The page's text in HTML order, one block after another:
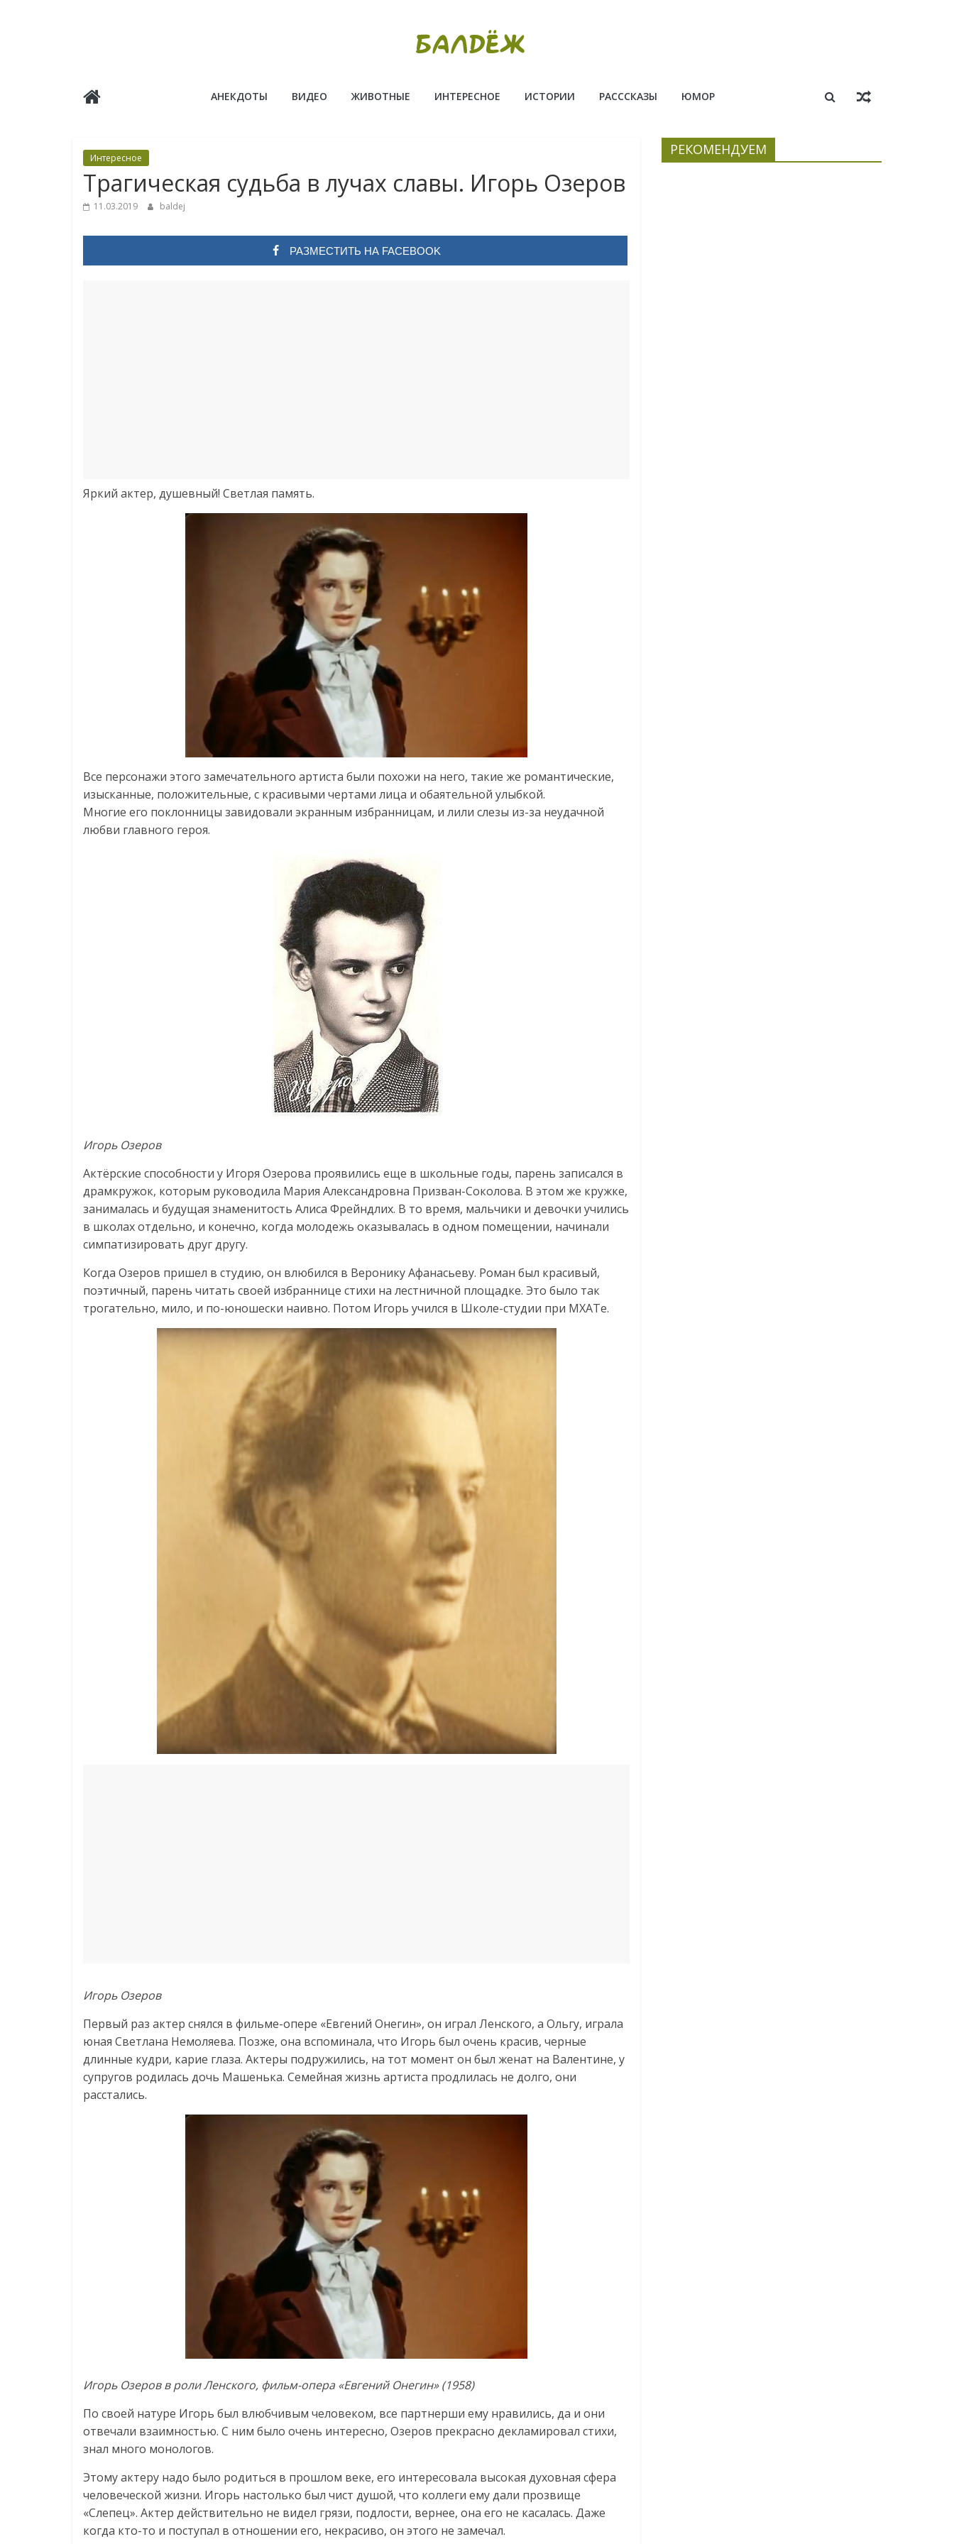
Балдёж АНЕКДОТЫ ВИДЕО ЖИВОТНЫЕ ИНТЕРЕСНОЕ ИСТОРИИ РАСССКАЗЫ ЮМОР
Интересное
Трагическая судьба в лучах славы. Игорь Озеров
11.03.2019 baldej
РАЗМЕСТИТЬ НА FACEBOOK
Яркий актер, душевный! Светлая память.
Все персонажи этого замечательного артиста были похожи на него, такие же романтические,
изысканные, положительные, с красивыми чертами лица и обаятельной улыбкой.
Многие его поклонницы завидовали экранным избранницам, и лили слезы из-за неудачной
любви главного героя.
Игорь Озеров
Актёрские способности у Игоря Озерова проявились еще в школьные годы, парень записался в
драмкружок, которым руководила Мария Александровна Призван-Соколова. В этом же кружке,
занималась и будущая знаменитость Алиса Фрейндлих. В то время, мальчики и девочки учились
в школах отдельно, и конечно, когда молодежь оказывалась в одном помещении, начинали
симпатизировать друг другу.
Когда Озеров пришел в студию, он влюбился в Веронику Афанасьеву. Роман был красивый,
поэтичный, парень читать своей избраннице стихи на лестничной площадке. Это было так
трогательно, мило, и по-юношески наивно. Потом Игорь учился в Школе-студии при МХАТе.
Игорь Озеров
Первый раз актер снялся в фильме-опере «Евгений Онегин», он играл Ленского, а Ольгу, играла
юная Светлана Немоляева. Позже, она вспоминала, что Игорь был очень красив, черные
длинные кудри, карие глаза. Актеры подружились, на тот момент он был женат на Валентине, у
супругов родилась дочь Машенька. Семейная жизнь артиста продлилась не долго, они
расстались.
Игорь Озеров в роли Ленского, фильм-опера «Евгений Онегин» (1958)
По своей натуре Игорь был влюбчивым человеком, все партнерши ему нравились, да и они
отвечали взаимностью. С ним было очень интересно, Озеров прекрасно декламировал стихи,
знал много монологов.
Этому актеру надо было родиться в прошлом веке, его интересовала высокая духовная сфера
человеческой жизни. Игорь настолько был чист душой, что коллеги ему дали прозвище
«Слепец». Актер действительно не видел грязи, подлости, вернее, она его не касалась. Даже
когда кто-то и поступал в отношении его, некрасиво, он этого не замечал.
РЕКОМЕНДУЕМ